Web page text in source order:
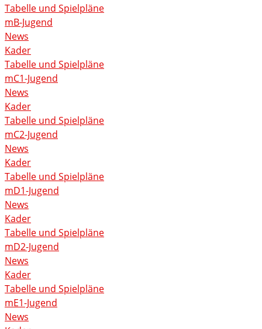
Tabelle und Spielpläne
mB-Jugend
News
Kader
Tabelle und Spielpläne
mC1-Jugend
News
Kader
Tabelle und Spielpläne
mC2-Jugend
News
Kader
Tabelle und Spielpläne
mD1-Jugend
News
Kader
Tabelle und Spielpläne
mD2-Jugend
News
Kader
Tabelle und Spielpläne
mE1-Jugend
News